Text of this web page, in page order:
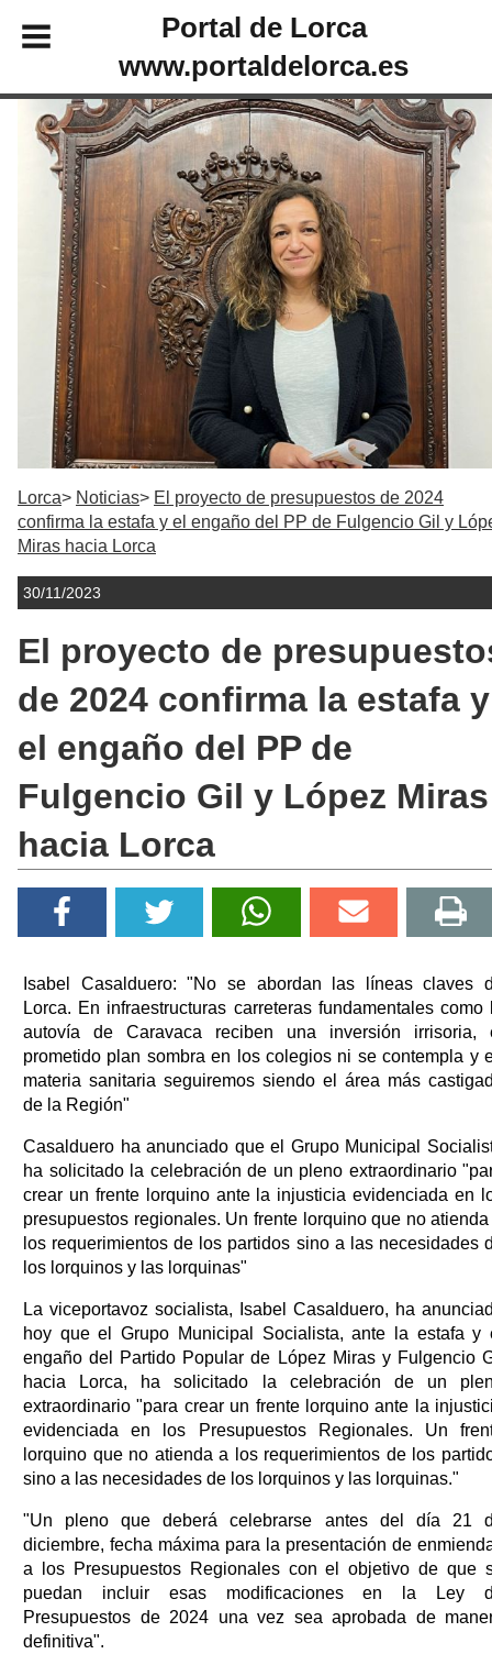
Portal de Lorca
www.portaldelorca.es
Lorca Noticias
El proyecto de presupuestos de 2024
confirma la estafa y el engaño del PP de Fulgencio Gil y
Miras hacia Lorca
30/11/2023
El proyecto de
de 2024 confirma la estafa y
el engaño del PP de
Fulgencio Gil y López Miras
hacia Lorca
Isabel Casalduero: "No se abordan las líneas claves
Lorca. En infraestructuras carreteras fundamentales como
autovía de Caravaca reciben una inversión irrisoria,
prometido plan sombra en los colegios ni se contempla y
materia sanitaria seguiremos siendo el área más
de la Región"
Casalduero ha anunciado que el Grupo Municipal
ha solicitado la celebración de un pleno extraordinario
crear un frente lorquino ante la injusticia evidenciada en
presupuestos regionales. Un frente lorquino que no
los requerimientos de los partidos sino a las necesidades
los lorquinos y las lorquinas"
La viceportavoz socialista, Isabel Casalduero, ha
hoy que el Grupo Municipal Socialista, ante la estafa y
engaño del Partido Popular de López Miras y Fulgencio
hacia Lorca, ha solicitado la celebración de un
extraordinario "para crear un frente lorquino ante la
evidenciada en los Presupuestos Regionales. Un
lorquino que no atienda a los requerimientos de los
sino a las necesidades de los lorquinos y las lorquinas."
"Un pleno que deberá celebrarse antes del día 21
diciembre, fecha máxima para la presentación de
a los Presupuestos Regionales con el objetivo de que
puedan incluir esas modificaciones en la Ley
Presupuestos de 2024 una vez sea aprobada de
definitiva".